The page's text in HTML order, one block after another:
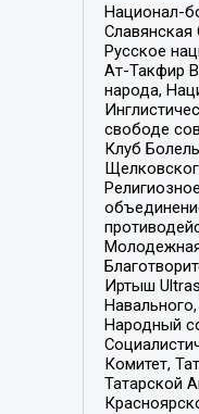
Национал-
Русское
Ат-Такфир
народа,
свободе
Клуб
Иртыш
Народный
Комитет,
Татарской